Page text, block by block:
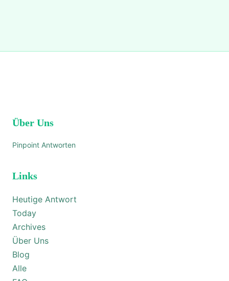
Über Uns
Pinpoint Antworten
Links
Heutige Antwort
Today
Archives
Über Uns
Blog
Alle